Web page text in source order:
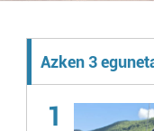
Azken 3
1